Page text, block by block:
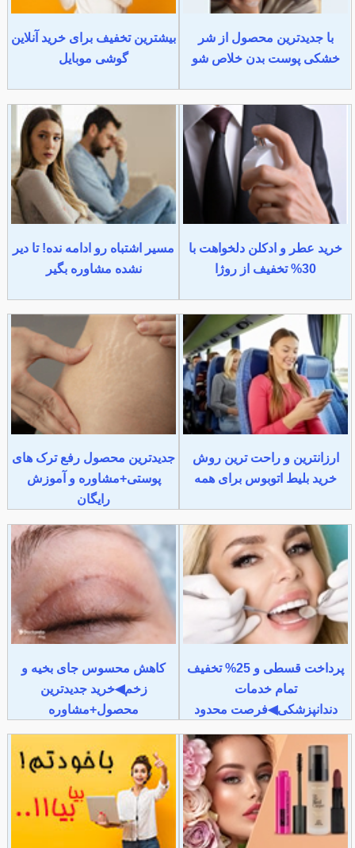
با جدیدترین محصول از شر
خشکی پوست بدن خلاص شو
بیشترین تخفیف برای خرید آنلاین
گوشی موبایل
خرید عطر و ادکلن دلخواهت با
30% تخفیف از روژا
مسیر اشتباه رو ادامه نده! تا دیر
نشده مشاوره بگیر
ارزانترین و راحت ترین روش
خرید بلیط اتوبوس برای همه
جدیدترین محصول رفع ترک های
پوستی+مشاوره و آموزش
رایگان
پرداخت قسطی و 25% تخفیف
تمام خدمات
دندانپزشکی◀فرصت محدود
کاهش محسوس جای بخیه و
زخم◀خرید جدیدترین
محصول+مشاوره